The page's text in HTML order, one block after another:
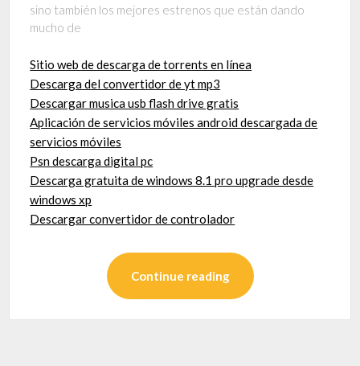
sino también los mejores estrenos que están dando
mucho de
Sitio web de descarga de torrents en línea
Descarga del convertidor de yt mp3
Descargar musica usb flash drive gratis
Aplicación de servicios móviles android descargada de
servicios móviles
Psn descarga digital pc
Descarga gratuita de windows 8.1 pro upgrade desde
windows xp
Descargar convertidor de controlador
Continue reading